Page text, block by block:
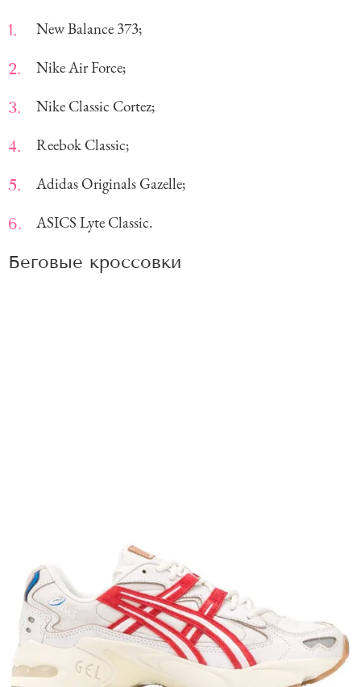
New Balance 373;
Nike Air Force;
Nike Classic Cortez;
Reebok Classic;
Adidas Originals Gazelle;
ASICS Lyte Classic.
Беговые кроссовки